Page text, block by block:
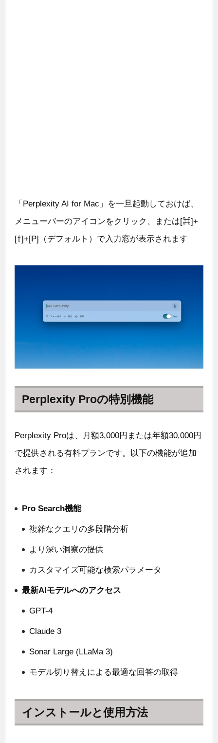
「Perplexity AI for Mac」を一旦起動しておけば、
メニューバーのアイコンをクリック、または[⌘]+
[⇧]+[P]（デフォルト）で入力窓が表示されます
Perplexity Proの特別機能
Perplexity Proは、月額3,000円または年額30,000円
で提供される有料プランです。以下の機能が追加
されます：
Pro Search機能
複雑なクエリの多段階分析
より深い洞察の提供
カスタマイズ可能な検索パラメータ
最新AIモデルへのアクセス
GPT-4
Claude 3
Sonar Large (LLaMa 3)
モデル切り替えによる最適な回答の取得
インストールと使用方法